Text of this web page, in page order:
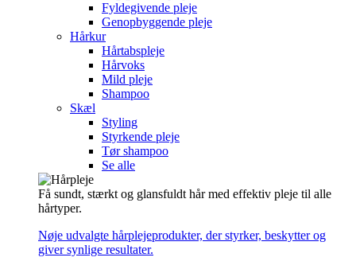
Fyldegivende pleje
Genopbyggende pleje
Hårkur
Hårtabspleje
Hårvoks
Mild pleje
Shampoo
Skæl
Styling
Styrkende pleje
Tør shampoo
Se alle
Få sundt, stærkt og glansfuldt hår med effektiv pleje til alle
hårtyper.
Nøje udvalgte hårplejeprodukter, der styrker, beskytter og
giver synlige resultater.